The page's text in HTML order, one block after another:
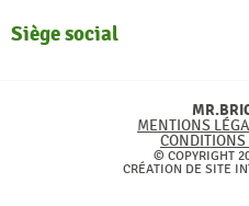
Siège social
MENTIONS
© COPYRIGHT
CRÉATION DE SITE